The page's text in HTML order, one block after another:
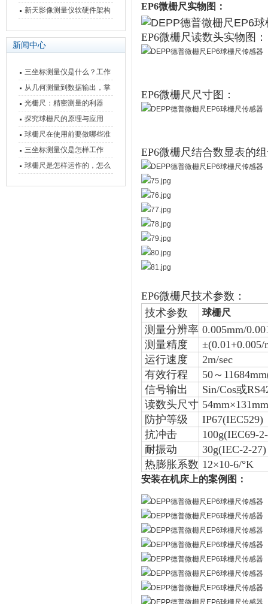
从开机到出报告，新手也能
新天影像测量仪软硬件架构
新闻中心
三坐标测量仪是什么？工作
原理、分类与核心功能一次
讲清
从几何测量到数据输出，掌
握万濠影像测量仪的六大核
心能力
光栅尺：精密测量的利器
探究球栅尺的原理与应用
球栅尺在使用前要做哪些准
备工作？
三坐标测量仪是怎样工作
的，功能有什么优势？
球栅尺是怎样运作的，怎么
EP6微栅尺实物图：
EP6微栅尺读数头实物图：
EP6微栅尺尺寸图：
EP6微栅尺结合数显表的
EP6微栅尺技术参数：
技术参数
球栅尺
测量分辨率 0.005mm/
测量精度
±(0.01+0.005/
运行速度
2m/sec
有效行程
50～
信号输出
Sin/Cos或
读数头尺寸
防护等级
IP67(IEC529)
抗冲击
100g(IEC69-
耐振动
30g(IEC-2-27)
热膨胀系数 12×10-6/°K
安装在机床上的案例图：